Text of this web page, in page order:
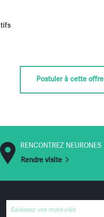
Postuler à cette offre
RENCONTREZ NEURONES
Rendre visite
Saisissez vos mots-clés